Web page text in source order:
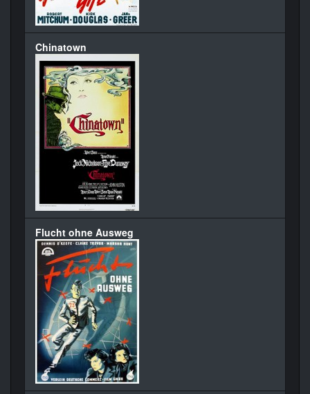
Chinatown
Flucht ohne Ausweg